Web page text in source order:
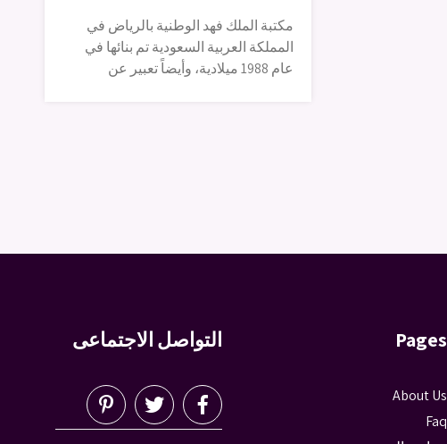
مكتبة الملك فهد الوطنية بالرياض في
المملكة العربية السعودية تم بنائها في
عام 1988 ميلادية، وأيضاً تعبير عن
Pages
About Us
Faq
التواصل الاجتماعى